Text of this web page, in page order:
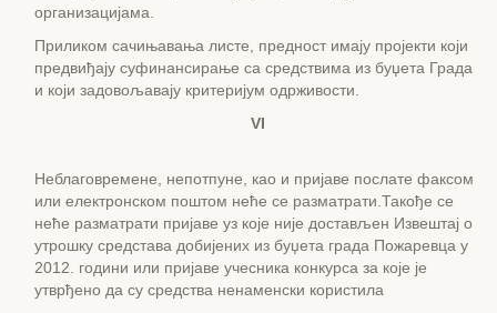
организацијама.
Приликом сачињавања листе, предност имају пројекти који
предвиђају суфинансирање са средствима из буџета Града
и који задовољавају критеријум одрживости.
VI
Неблаговремене, непотпуне, као и пријаве послате факсом
или електронском поштом неће се разматрати.Такође се
неће разматрати пријаве уз које није достављен Извештај о
утрошку средстава добијених из буџета града Пожаревца у
2012. години или пријаве учесника конкурса за које је
утврђено да су средства ненаменски користила